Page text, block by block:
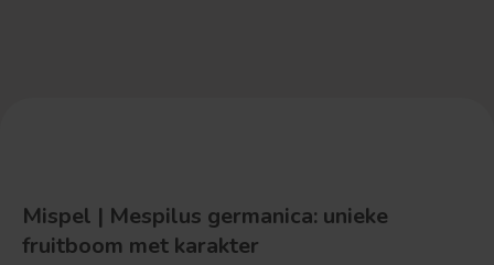
Mispel | Mespilus germanica: unieke
fruitboom met karakter